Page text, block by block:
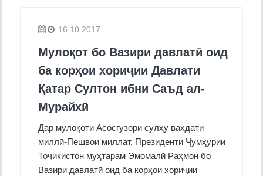
16.10.2017
Мулоқот бо Вазири давлатӣ оид
ба корҳои хориҷии Давлати
Қатар Султон ибни Саъд ал-
Мурайхӣ
Дар мулоқоти Асосгузори сулҳу ваҳдати
миллӣ-Пешвои миллат, Президенти Ҷумҳурии
Тоҷикистон муҳтарам Эмомалӣ Раҳмон бо
Вазири давлатӣ оид ба корҳои хориҷии